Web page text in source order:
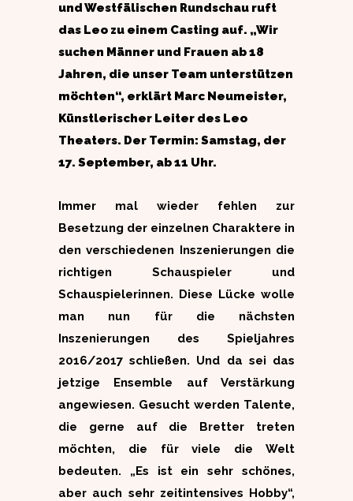
und Westfälischen Rundschau ruft
das Leo zu einem Casting auf. „Wir
suchen Männer und Frauen ab 18
Jahren, die unser Team unterstützen
möchten“, erklärt Marc Neumeister,
Künstlerischer Leiter des Leo
Theaters. Der Termin: Samstag, der
17. September, ab 11 Uhr.
Immer mal wieder fehlen zur
Besetzung der einzelnen Charaktere in
den verschiedenen Inszenierungen die
richtigen Schauspieler und
Schauspielerinnen. Diese Lücke wolle
man nun für die nächsten
Inszenierungen des Spieljahres
2016/2017 schließen. Und da sei das
jetzige Ensemble auf Verstärkung
angewiesen. Gesucht werden Talente,
die gerne auf die Bretter treten
möchten, die für viele die Welt
bedeuten. „Es ist ein sehr schönes,
aber auch sehr zeitintensives Hobby“,